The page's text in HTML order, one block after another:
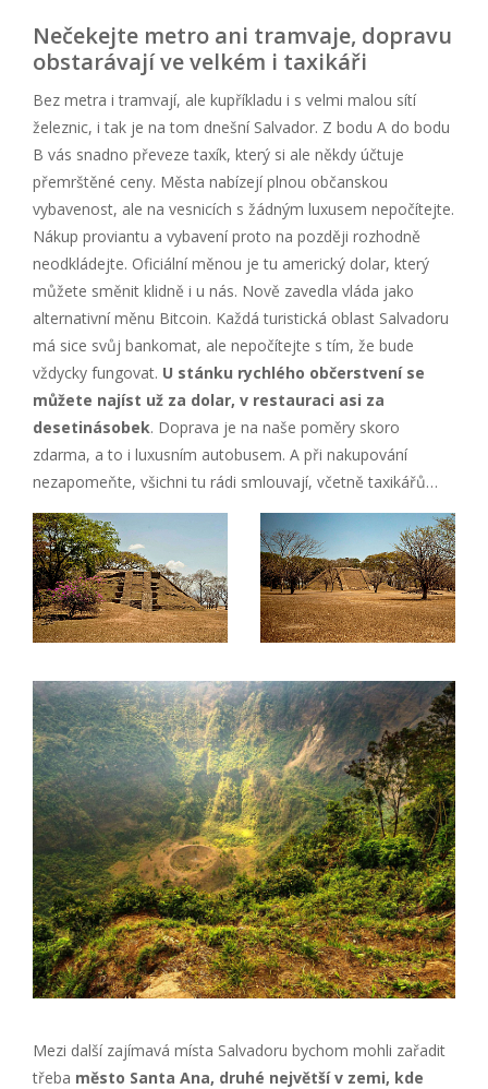
Nečekejte metro ani tramvaje, dopravu
obstarávají ve velkém i taxikáři
Bez metra i tramvají, ale kupříkladu i s velmi malou sítí
železnic, i tak je na tom dnešní Salvador. Z bodu A do bodu
B vás snadno převeze taxík, který si ale někdy účtuje
přemrštěné ceny. Města nabízejí plnou občanskou
vybavenost, ale na vesnicích s žádným luxusem nepočítejte.
Nákup proviantu a vybavení proto na později rozhodně
neodkládejte. Oficiální měnou je tu americký dolar, který
můžete směnit klidně i u nás. Nově zavedla vláda jako
alternativní měnu Bitcoin. Každá turistická oblast Salvadoru
má sice svůj bankomat, ale nepočítejte s tím, že bude
vždycky fungovat. U stánku rychlého občerstvení se
můžete najíst už za dolar, v restauraci asi za
desetinásobek. Doprava je na naše poměry skoro
zdarma, a to i luxusním autobusem. A při nakupování
nezapomeňte, všichni tu rádi smlouvají, včetně taxikářů…
Mezi další zajímavá místa Salvadoru bychom mohli zařadit
třeba město Santa Ana, druhé největší v zemi, kde